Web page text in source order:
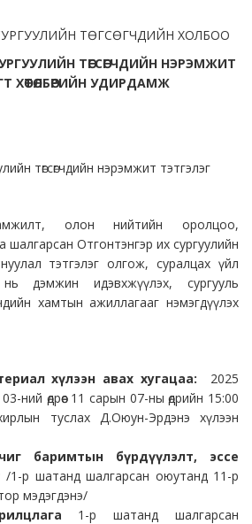
ТӨГСӨГЧДИЙН ХОЛБОО
ТӨГСӨГЧДИЙН НЭРЭМЖИТ
ХӨТӨЛБӨРИЙН УДИРДАМЖ
төгсөгчдийн нэрэмжит тэтгэлэг
олон нийтийн оролцоо,
шалгарсан Отгонтэнгэр их сургуулийн
тэтгэлэг олгож, суралцах үйл
дэмжин идэвхжүүлэх, сургууль
хамтын ажиллагааг нэмэгдүүлэх
хүлээн авах хугацаа: 2025
ний өдрөөс 11 сарын 07-ны өдрийн 15:00
туслах Д.Оюун-Эрдэнэ хүлээн
баримтын бүрдүүлэлт, эссе
/1-р шатанд шалгарсан оюутанд 11-р
мэдэгдэнэ/
1-р шатанд шалгарсан